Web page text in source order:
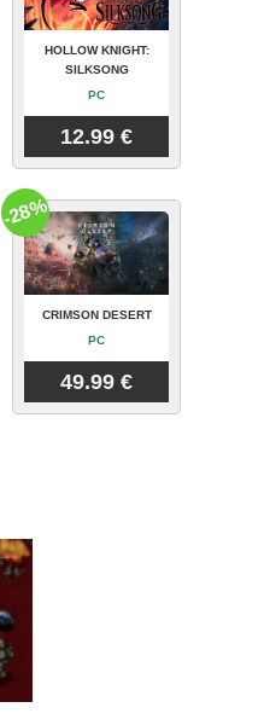
HOLLOW KNIGHT:
SILKSONG
PC
12.99 €
CRIMSON DESERT
PC
49.99 €
-28%